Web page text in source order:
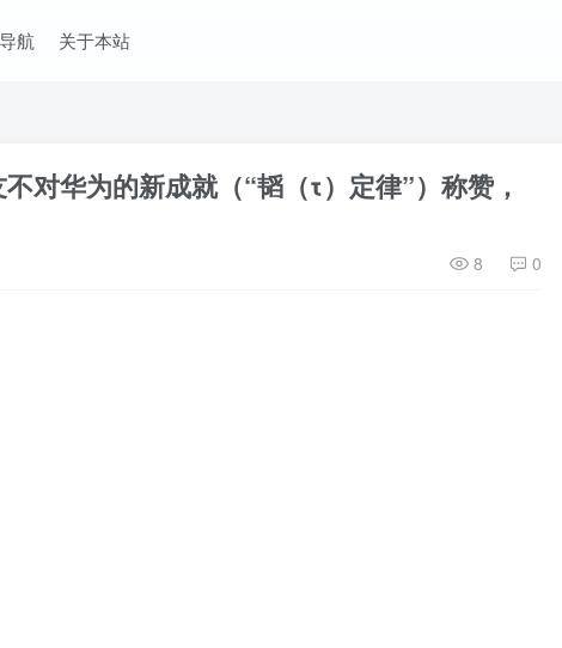
航 关于本站
对华为的新成就（“韬（τ）定律”）称赞，
8 0